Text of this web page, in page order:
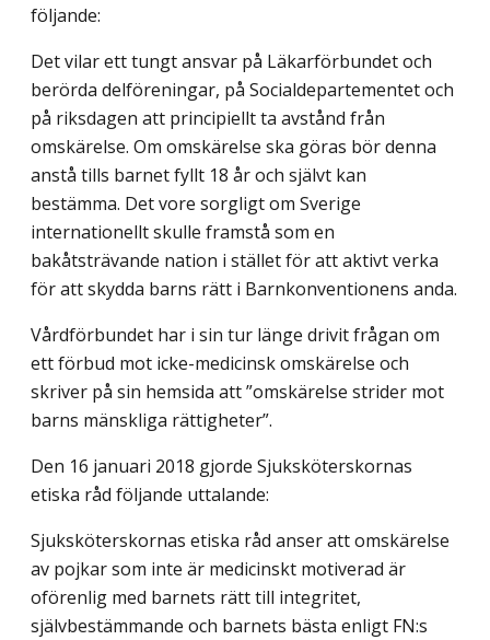
följande:
Det vilar ett tungt ansvar på Läkarförbundet och
berörda delföreningar, på Social­departementet och
på riksdagen att principiellt ta avstånd från
omskärelse. Om omskärelse ska göras bör denna
anstå tills barnet fyllt 18 år och självt kan
bestämma. Det vore sorgligt om Sverige
internationellt skulle framstå som en
bakåtsträvande nation i stället för att aktivt verka
för att skydda barns rätt i Barnkonventionens anda.
Vårdförbundet har i sin tur länge drivit frågan om
ett förbud mot icke-medicinsk omskärelse och
skriver på sin hemsida att ”omskärelse strider mot
barns mänskliga rättigheter”.
Den 16 januari 2018 gjorde Sjuksköterskornas
etiska råd följande uttalande:
Sjuksköterskornas etiska råd anser att omskärelse
av pojkar som inte är medicinskt motiverad är
oförenlig med barnets rätt till integritet,
självbestämmande och barnets bästa enligt FN:s